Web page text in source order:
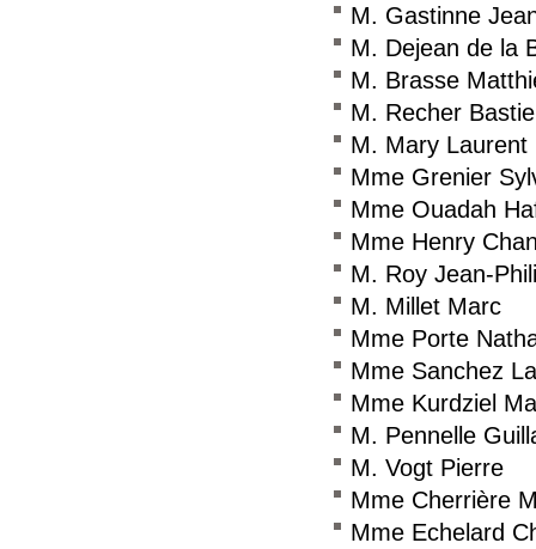
M. Gastinne
M. Dejean de la
M. Brasse
M. Recher
M. Mary Laurent
Mme Grenier
Mme Ouadah
Mme Henry
M. Roy Jean-
M. Millet Marc
Mme Porte
Mme Sanchez
Mme Kurdziel
M. Pennelle
M. Vogt Pierre
Mme Cherrière
Mme Echelard